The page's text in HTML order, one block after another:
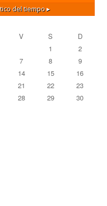
del tiempo ▸
V S
D
1
2
7 8
9
14 15
16
21 22
23
28 29
30